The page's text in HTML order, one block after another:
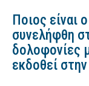
Ποιος είναι
συνελήφθη
δολοφονίες
εκδοθεί